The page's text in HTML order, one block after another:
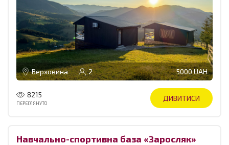
Верховина 2 5000 UAH
8215
ПЕРЕГЛЯНУТО
ДИВИТИСИ
Навчально-спортивна база «Заросляк»